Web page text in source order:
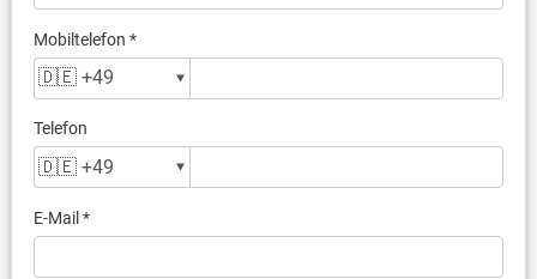
Mobiltelefon *
Telefon
E-Mail *